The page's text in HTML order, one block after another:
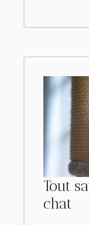
Tout
chat